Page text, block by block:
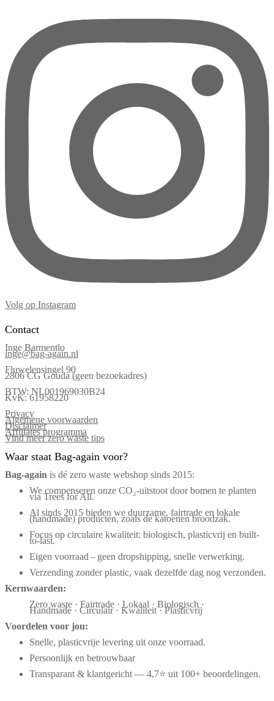
Volg op Instagram
Contact
Inge Barmentlo
inge@bag-again.nl
Fluwelensingel 90
2806 CG Gouda (geen bezoekadres)
BTW: NL001969030B24
KvK: 61958220
Privacy
Algemene voorwaarden
Disclaimer
Affiliates programma
Vind meer zero waste tips
Waar staat Bag-again voor?
Bag‑again is dé zero waste webshop sinds 2015:
We compenseren onze CO₂-uitstoot door bomen te planten
via Trees for All.
Al sinds 2015 bieden we duurzame, fairtrade en lokale
(handmade) producten, zoals de katoenen broodzak.
Focus op circulaire kwaliteit: biologisch, plasticvrij en built-
to-last.
Eigen voorraad – geen dropshipping, snelle verwerking.
Verzending zonder plastic, vaak dezelfde dag nog verzonden.
Kernwaarden:
Zero waste · Fairtrade · Lokaal · Biologisch ·
Handmade · Circulair · Kwaliteit · Plasticvrij
Voordelen voor jou:
Snelle, plasticvrije levering uit onze voorraad.
Persoonlijk en betrouwbaar
Transparant & klantgericht — 4,7⭐ uit 100+ beoordelingen.